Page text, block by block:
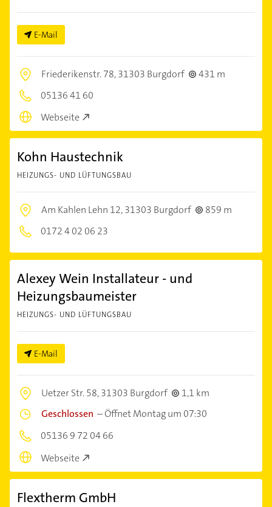
E-Mail
Friederikenstr. 78,31303 Burgdorf
431 m
05136 41 60
Webseite
Kohn Haustechnik
HEIZUNGS- UND LÜFTUNGSBAU
Am Kahlen Lehn 12,31303 Burgdorf
859 m
0172 4 02 06 23
Alexey Wein Installateur - und
Heizungsbaumeister
HEIZUNGS- UND LÜFTUNGSBAU
E-Mail
Uetzer Str. 58,31303 Burgdorf
1,1 km
Geschlossen –Öffnet Montag um 07:30
05136 9 72 04 66
Webseite
Flextherm GmbH